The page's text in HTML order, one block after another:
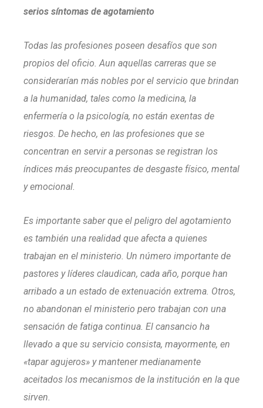
serios síntomas de agotamiento
Todas las profesiones poseen desafíos que son
propios del oficio. Aun aquellas carreras que se
considerarían más nobles por el servicio que brindan
a la humanidad, tales como la medicina, la
enfermería o la psicología, no están exentas de
riesgos. De hecho, en las profesiones que se
concentran en servir a personas se registran los
índices más preocupantes de desgaste físico, mental
y emocional.
Es importante saber que el peligro del agotamiento
es también una realidad que afecta a quienes
trabajan en el ministerio. Un número importante de
pastores y líderes claudican, cada año, porque han
arribado a un estado de extenuación extrema. Otros,
no abandonan el ministerio pero trabajan con una
sensación de fatiga continua. El cansancio ha
llevado a que su servicio consista, mayormente, en
«tapar agujeros» y mantener medianamente
aceitados los mecanismos de la institución en la que
sirven.